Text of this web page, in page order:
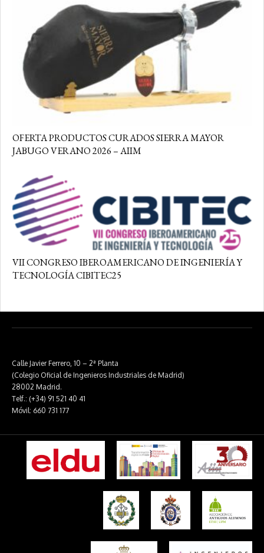
OFERTA PRODUCTOS CURADOS SIERRA MAYOR
JABUGO VERANO 2026 – AIIM
VII CONGRESO IBEROAMERICANO DE INGENIERÍA Y
TECNOLOGÍA CIBITEC25
Calle Javier Ferrero, 10 – 2ª Planta
(Colegio Oficial de Ingenieros Industriales de Madrid)
28002 Madrid.
Telf.: (+34) 91 521 40 41
Móvil: 660 731 177